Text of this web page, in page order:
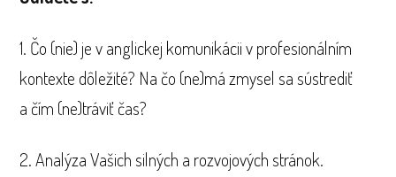
1. Čo (nie) je v anglickej komunikácii v profesionálním
kontexte dôležité? Na čo (ne)má zmysel sa sústrediť
a čím (ne)tráviť čas?
2. Analýza Vašich silných a rozvojových stránok.